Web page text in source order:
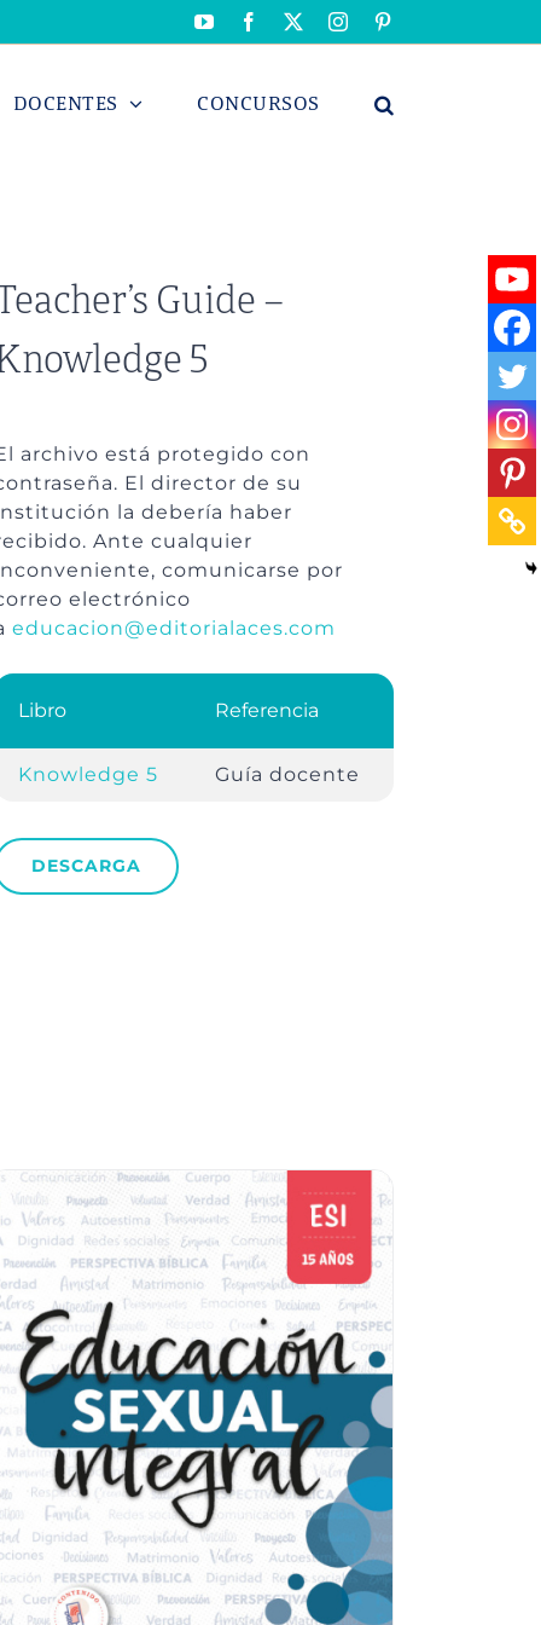
YouTubeFacebook Instagram
DOCENTES CONCURSOS
Guide –
5
archivo está protegido con
El director de su
la debería haber
Ante cualquier
comunicarse por
electrónico
educacion@editorialaces.com
Libro Referencia
Knowledge 5 Guía docente
DESCARGA